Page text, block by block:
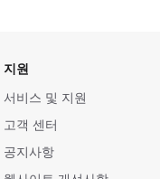
지원
서비스 및 지원
고객 센터
공지사항